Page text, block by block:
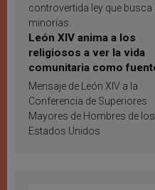
controvertida ley que busca
minorías.
León XIV anima a los
religiosos a ver la vida
comunitaria como
inspiración y
Mensaje de León XIV a la
Conferencia de Superiores
Mayores de Hombres de los
Estados Unidos